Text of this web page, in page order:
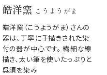
皓洋窯 こうようがま
皓洋窯（こうようがま）さんの
器は、丁寧に手描きされた染
付の器が中心です。 繊細な線
描き、太い筆を使いたっぷりと
呉須を染み